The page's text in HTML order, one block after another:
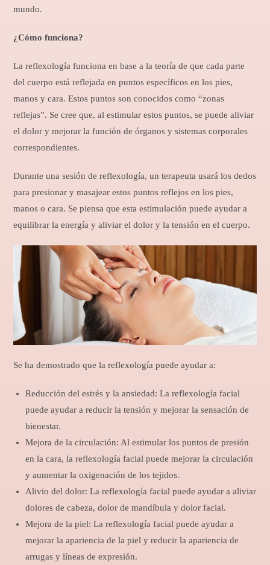
mundo.
¿Cómo funciona?
La reflexología funciona en base a la teoría de que cada parte
del cuerpo está reflejada en puntos específicos en los pies,
manos y cara. Estos puntos son conocidos como “zonas
reflejas”. Se cree que, al estimular estos puntos, se puede aliviar
el dolor y mejorar la función de órganos y sistemas corporales
correspondientes.
Durante una sesión de reflexología, un terapeuta usará los dedos
para presionar y masajear estos puntos reflejos en los pies,
manos o cara. Se piensa que esta estimulación puede ayudar a
equilibrar la energía y aliviar el dolor y la tensión en el cuerpo.
Se ha demostrado que la reflexología puede ayudar a:
Reducción del estrés y la ansiedad: La reflexología facial
puede ayudar a reducir la tensión y mejorar la sensación de
bienestar.
Mejora de la circulación: Al estimular los puntos de presión
en la cara, la reflexología facial puede mejorar la circulación
y aumentar la oxigenación de los tejidos.
Alivio del dolor: La reflexología facial puede ayudar a aliviar
dolores de cabeza, dolor de mandíbula y dolor facial.
Mejora de la piel: La reflexología facial puede ayudar a
mejorar la apariencia de la piel y reducir la apariencia de
arrugas y líneas de expresión.